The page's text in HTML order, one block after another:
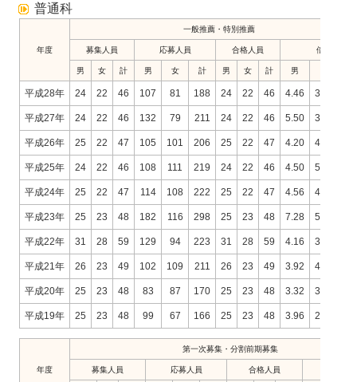
普通科
年度
一般推薦・特別推薦
募集人員 応募人員 合格人員 倍率
男 女 計 男 女 計 男 女 計 男
平成28年 24 22 46 107 81 188 24 22 46 4.46 3.68
平成27年 24 22 46 132 79 211 24 22 46 5.50 3.59
平成26年 25 22 47 105 101 206 25 22 47 4.20 4.59
平成25年 24 22 46 108 111 219 24 22 46 4.50 5.05
平成24年 25 22 47 114 108 222 25 22 47 4.56 4.91
平成23年 25 23 48 182 116 298 25 23 48 7.28 5.04
平成22年 31 28 59 129 94 223 31 28 59 4.16 3.36
平成21年 26 23 49 102 109 211 26 23 49 3.92 4.74
平成20年 25 23 48 83 87 170 25 23 48 3.32 3.78
平成19年 25 23 48 99 67 166 25 23 48 3.96 2.91
年度
第一次募集・分割前期募集
募集人員 応募人員 合格人員